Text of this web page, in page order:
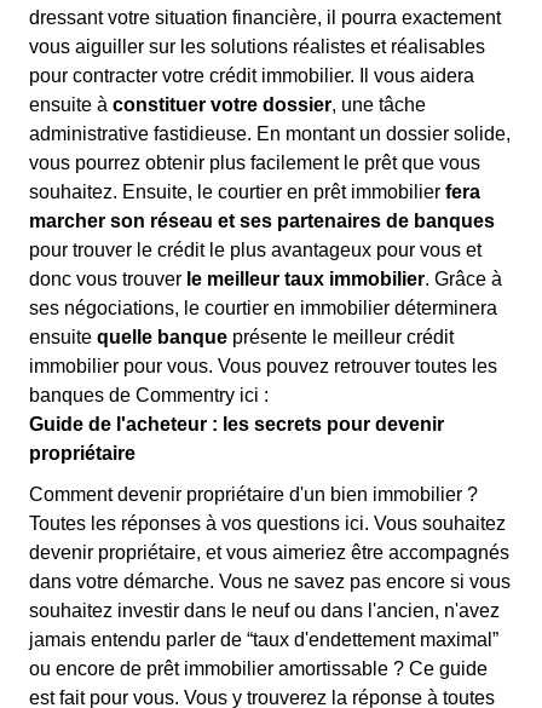
dressant votre situation financière, il pourra exactement
vous aiguiller sur les solutions réalistes et réalisables
pour contracter votre crédit immobilier. Il vous aidera
ensuite à constituer votre dossier, une tâche
administrative fastidieuse. En montant un dossier solide,
vous pourrez obtenir plus facilement le prêt que vous
souhaitez. Ensuite, le courtier en prêt immobilier fera
marcher son réseau et ses partenaires de banques
pour trouver le crédit le plus avantageux pour vous et
donc vous trouver le meilleur taux immobilier. Grâce à
ses négociations, le courtier en immobilier déterminera
ensuite quelle banque présente le meilleur crédit
immobilier pour vous. Vous pouvez retrouver toutes les
banques de Commentry ici :
Guide de l'acheteur : les secrets pour devenir
propriétaire
Comment devenir propriétaire d'un bien immobilier ?
Toutes les réponses à vos questions ici. Vous souhaitez
devenir propriétaire, et vous aimeriez être accompagnés
dans votre démarche. Vous ne savez pas encore si vous
souhaitez investir dans le neuf ou dans l'ancien, n'avez
jamais entendu parler de “taux d'endettement maximal”
ou encore de prêt immobilier amortissable ? Ce guide
est fait pour vous. Vous y trouverez la réponse à toutes